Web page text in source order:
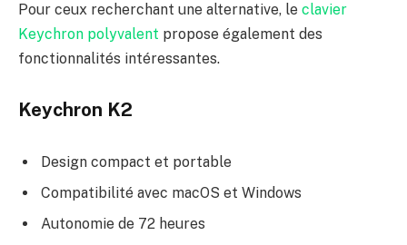
Pour ceux recherchant une alternative, le clavier
Keychron polyvalent propose également des
fonctionnalités intéressantes.
Keychron K2
Design compact et portable
Compatibilité avec macOS et Windows
Autonomie de 72 heures